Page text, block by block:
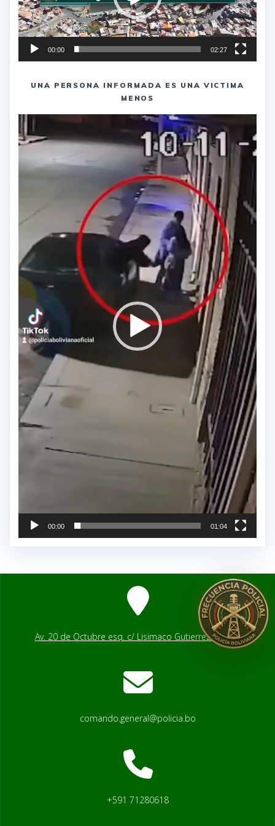
00:00 02:27
UNA PERSONA INFORMADA ES UNA VICTIMA
MENOS
Reproductor
de
vídeo
00:00 01:04
Av. 20 de Octubre esq. c/ Lisimaco Gutierrez # 2541
comando.general@policia.bo
+591 71280618